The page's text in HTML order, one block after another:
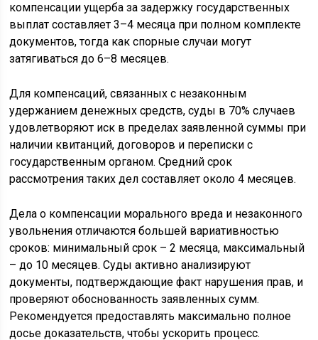
компенсации ущерба за задержку государственных
выплат составляет 3–4 месяца при полном комплекте
документов, тогда как спорные случаи могут
затягиваться до 6–8 месяцев.
Для компенсаций, связанных с незаконным
удержанием денежных средств, суды в 70% случаев
удовлетворяют иск в пределах заявленной суммы при
наличии квитанций, договоров и переписки с
государственным органом. Средний срок
рассмотрения таких дел составляет около 4 месяцев.
Дела о компенсации морального вреда и незаконного
увольнения отличаются большей вариативностью
сроков: минимальный срок – 2 месяца, максимальный
– до 10 месяцев. Суды активно анализируют
документы, подтверждающие факт нарушения прав, и
проверяют обоснованность заявленных сумм.
Рекомендуется предоставлять максимально полное
досье доказательств, чтобы ускорить процесс.